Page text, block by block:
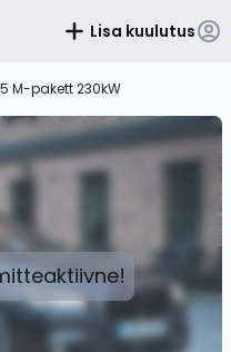
Lisa kuulutus
M-pakett 230kW